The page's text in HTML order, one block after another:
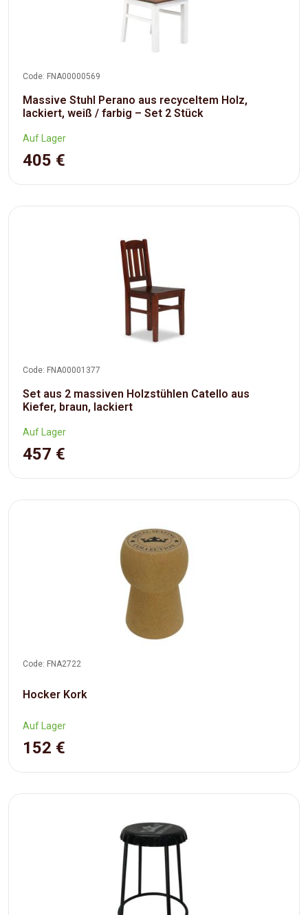
Code: FNA00000569
Massive Stuhl Perano aus recyceltem Holz,
lackiert, weiß / farbig – Set 2 Stück
Auf Lager
405 €
Code: FNA00001377
Set aus 2 massiven Holzstühlen Catello aus
Kiefer, braun, lackiert
Auf Lager
457 €
Code: FNA2722
Hocker Kork
Auf Lager
152 €